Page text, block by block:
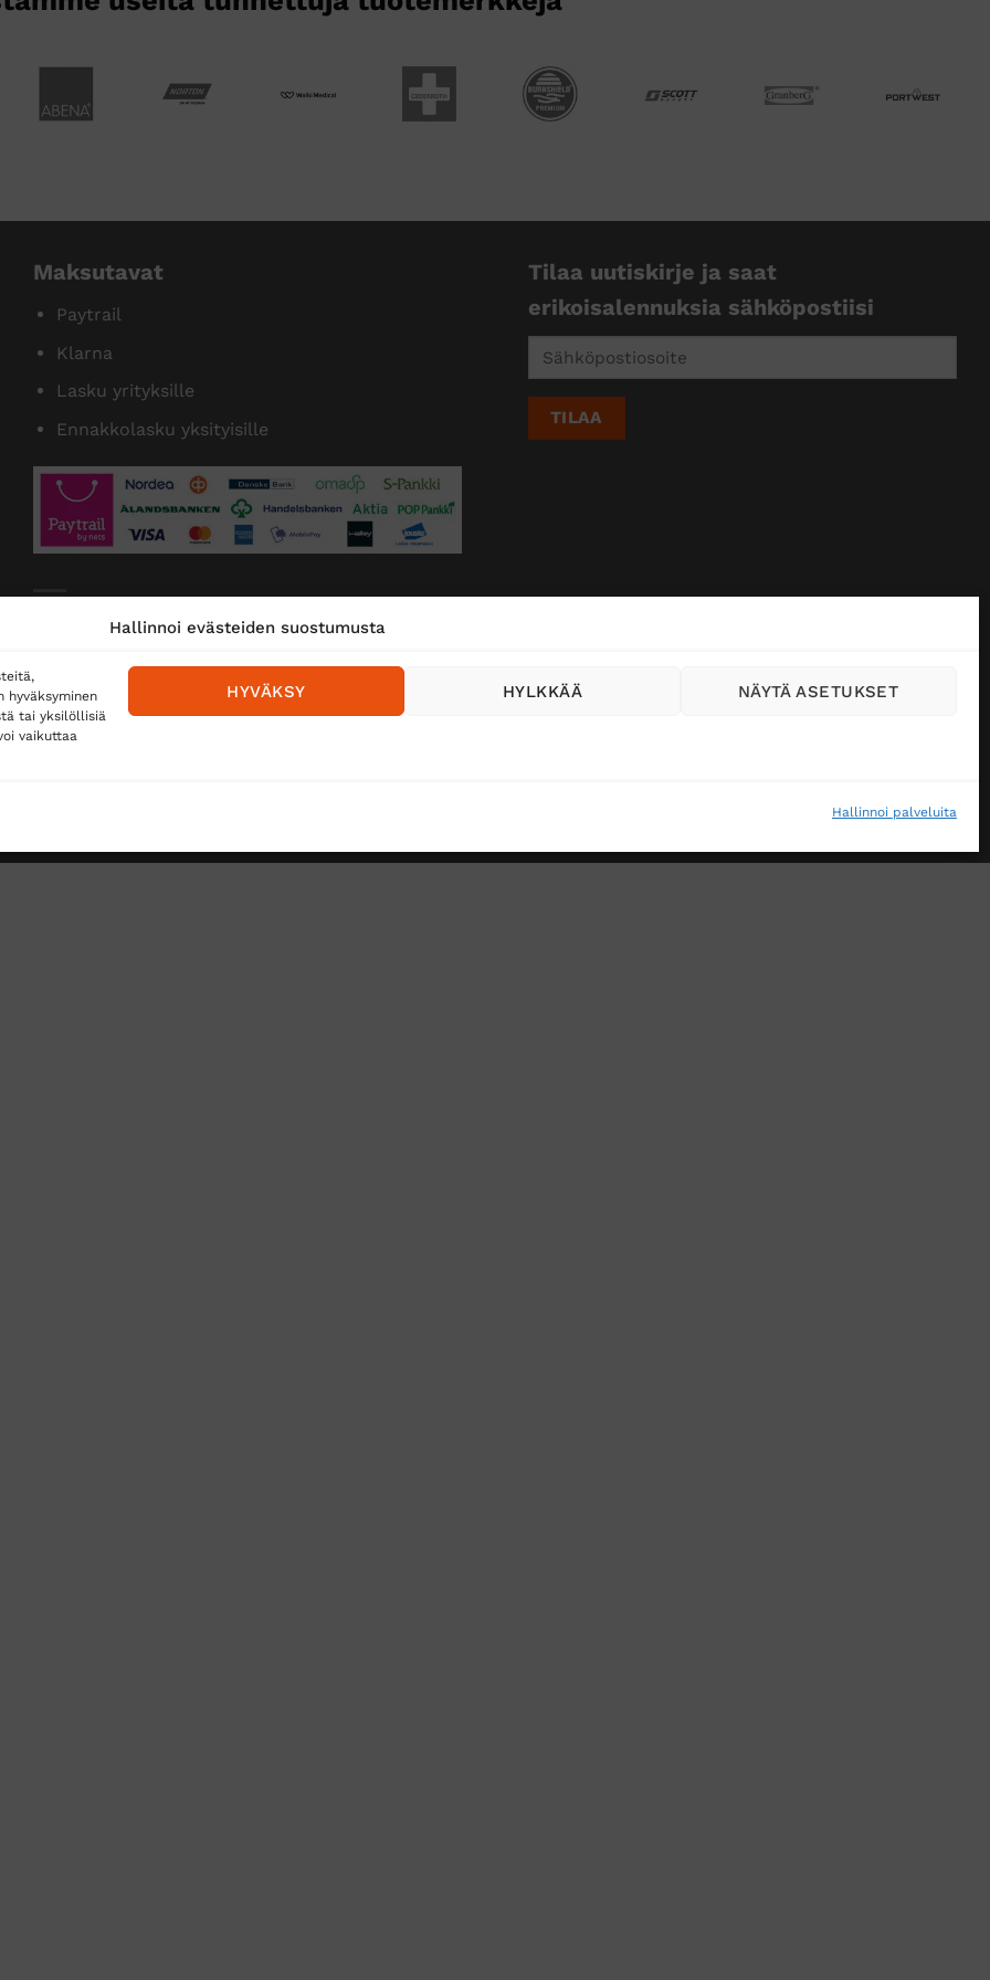
Hallinnoi evästeiden suostumusta
tai yksilöllisiä
vaikuttaa
Hallinnoi palveluita
HYVÄKSY HYLKKÄÄ NÄYTÄ ASETUKSET
Maksutavat
Paytrail
Klarna
Lasku yrityksille
Ennakkolasku yksityisille
Toimitustavat
Matkahuolto
Postnord
Tilaa uutiskirje ja saat
erikoisalennuksia sähköpostiisi